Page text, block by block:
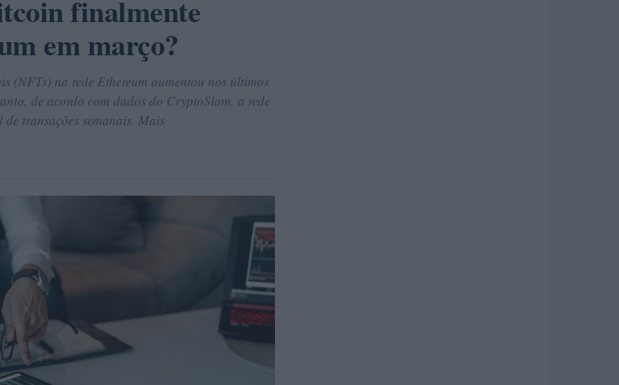
finalmente
em março?
(NFTs) na rede Ethereum aumentou nos últimos
de acordo com dados do CryptoSlam, a rede
transações semanais. Mais